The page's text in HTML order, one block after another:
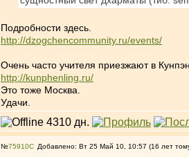
Подробности здесь.
http://dzogchencommunity.ru/events/
Очень часто учителя приезжают в
http://kunphenling.ru/
Это тоже Москва.
Удачи.
№75910 Добавлено: Вт 25 Май 10, 10:57 (16 лет